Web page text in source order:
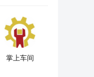
掌上车间